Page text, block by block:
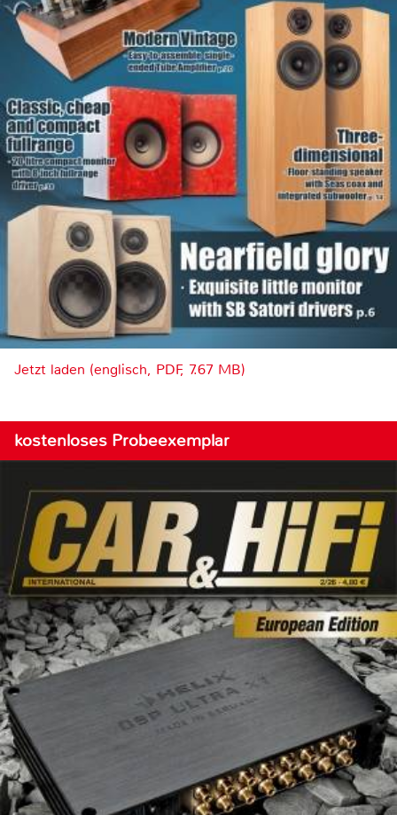
Jetzt laden (englisch, PDF, 7.67 MB)
kostenloses Probeexemplar